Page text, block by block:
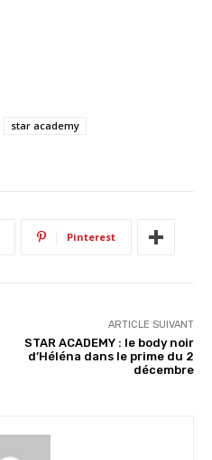
star academy
Pinterest
ARTICLE SUIVANT
STAR ACADEMY : le body noir
d’Héléna dans le prime du 2
décembre